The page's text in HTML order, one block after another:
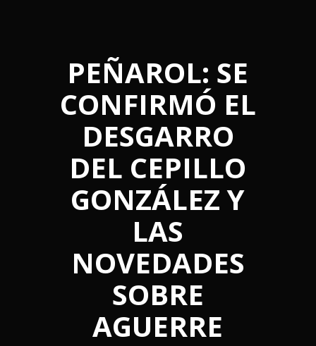
PEÑAROL: SE
CONFIRMÓ EL
DESGARRO
DEL CEPILLO
GONZÁLEZ Y
LAS
NOVEDADES
SOBRE
AGUERRE